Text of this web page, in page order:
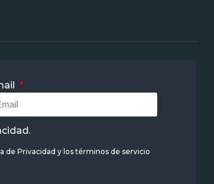
.
de Privacidad y los términos de servicio